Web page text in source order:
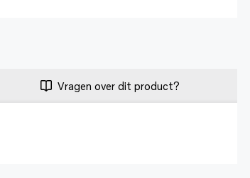
Vragen over dit product?